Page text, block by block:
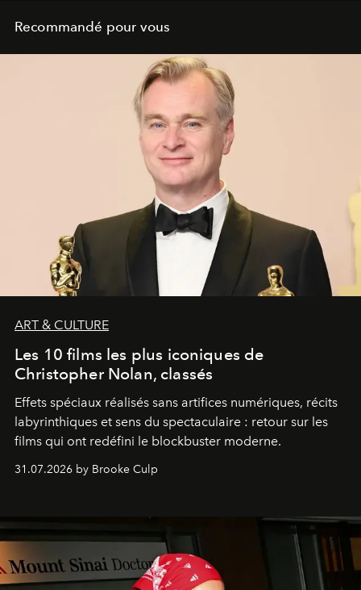
Recommandé pour vous
ART & CULTURE
Les 10 films les plus iconiques de
Christopher Nolan, classés
Effets spéciaux réalisés sans artifices numériques, récits
labyrinthiques et sens du spectaculaire : retour sur les
films qui ont redéfini le blockbuster moderne.
31.07.2026 by Brooke Culp